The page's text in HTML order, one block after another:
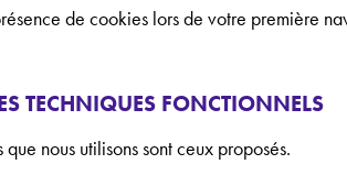
de cookies lors de votre première
TECHNIQUES FONCTIONNELS
nous utilisons sont ceux proposés.